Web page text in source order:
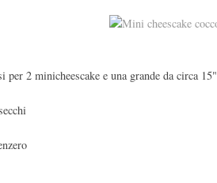
per 2 minicheescake e una grande da circa 15"